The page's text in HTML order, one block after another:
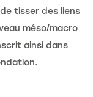
tisser des liens
méso/macro
ainsi dans